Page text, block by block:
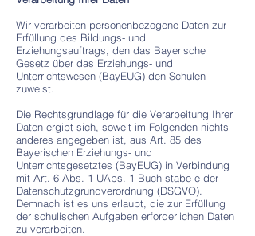
Wir verarbeiten personenbezogene Daten zur
Erfüllung des Bildungs- und
Erziehungsauftrags, den das Bayerische
Gesetz über das Erziehungs- und
Unterrichtswesen (BayEUG) den Schulen
zuweist.
Die Rechtsgrundlage für die Verarbeitung Ihrer
Daten ergibt sich, soweit im Folgenden nichts
anderes angegeben ist, aus Art. 85 des
Bayerischen Erziehungs- und
Unterrichtsgesetztes (BayEUG) in Verbindung
mit Art. 6 Abs. 1 UAbs. 1 Buch-stabe e der
Datenschutzgrundverordnung (DSGVO).
Demnach ist es uns erlaubt, die zur Erfüllung
der schulischen Aufgaben erforderlichen Daten
zu verarbeiten.